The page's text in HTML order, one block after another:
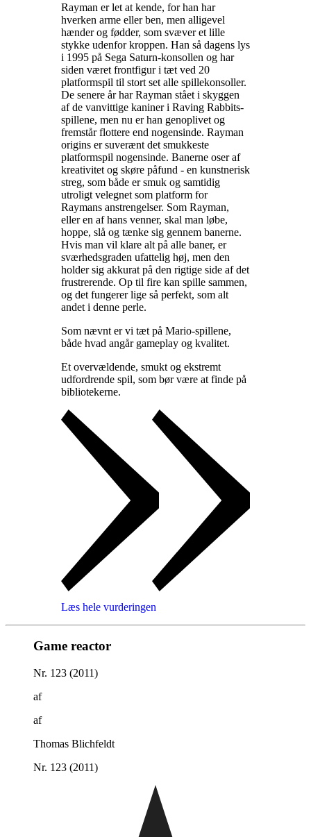
Rayman er let at kende, for han har
hverken arme eller ben, men alligevel
hænder og fødder, som svæver et lille
stykke udenfor kroppen. Han så dagens lys
i 1995 på Sega Saturn-konsollen og har
siden været frontfigur i tæt ved 20
platformspil til stort set alle spillekonsoller.
De senere år har Rayman stået i skyggen
af de vanvittige kaniner i Raving Rabbits-
spillene, men nu er han genoplivet og
fremstår flottere end nogensinde. Rayman
origins er suverænt det smukkeste
platformspil nogensinde. Banerne oser af
kreativitet og skøre påfund - en kunstnerisk
streg, som både er smuk og samtidig
utroligt velegnet som platform for
Raymans anstrengelser. Som Rayman,
eller en af hans venner, skal man løbe,
hoppe, slå og tænke sig gennem banerne.
Hvis man vil klare alt på alle baner, er
sværhedsgraden ufattelig høj, men den
holder sig akkurat på den rigtige side af det
frustrerende. Op til fire kan spille sammen,
og det fungerer lige så perfekt, som alt
andet i denne perle.
Som nævnt er vi tæt på Mario-spillene,
både hvad angår gameplay og kvalitet.
Et overvældende, smukt og ekstremt
udfordrende spil, som bør være at finde på
bibliotekerne.
Læs hele vurderingen
Game reactor
Nr. 123 (2011)
af
af
Thomas Blichfeldt
Nr. 123 (2011)